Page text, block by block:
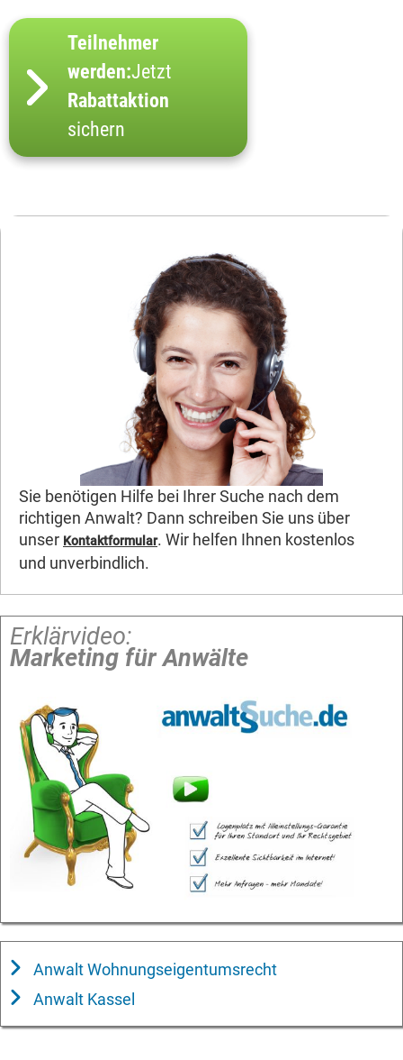
Teilnehmer
werden:Jetzt
Rabattaktion
sichern
Sie benötigen Hilfe bei Ihrer Suche nach dem
richtigen Anwalt? Dann schreiben Sie uns über
unser Kontaktformular. Wir helfen Ihnen kostenlos
und unverbindlich.
Erklärvideo:
Marketing für Anwälte
Anwalt Wohnungseigentumsrecht
Anwalt Kassel